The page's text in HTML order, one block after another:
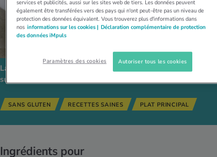
La recette est compatible avec les régimes alimentaires
suivants:
SANS GLUTEN RECETTES SAINES PLAT PRINCIPAL
Ingrédients pour
services et publicités, aussi sur les sites web de tiers. Les données peuvent
également être transférées vers des pays qui n'ont peut-être pas un niveau de
protection des données équivalent. Vous trouverez plus d'informations dans
nos informations sur les cookies | Déclaration complémentaire de protection
des données iMpuls
Paramètres des cookies Autoriser tous les cookies